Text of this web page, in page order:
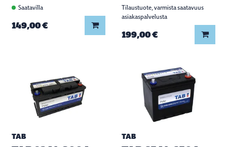
Saatavilla
149,00 € Lisää koriin
Tilaustuote, varmista saatavuus
asiakaspalvelusta
199,00 €
TAB TAB